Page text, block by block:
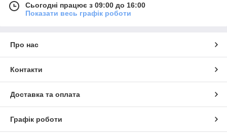
Сьогодні працює з 09:00 до 16:00
Показати весь графік роботи
Про нас
Контакти
Доставка та оплата
Графік роботи